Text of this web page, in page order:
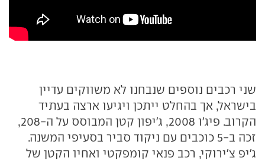
שני רכבים נוספים שנבחנו לא משווקים עדיין
בישראל, אך בהחלט ייתכן ויגיעו ארצה בעתיד
הקרוב. פיג'ו 2008, ג'יפון קטן המבוסס על ה-208,
זכה ב-5 כוכבים עם ניקוד סביר בסעיפי המשנה.
ג'יפ צ'ירוקי, רכב פנאי קומפקטי ואחיו הקטן של